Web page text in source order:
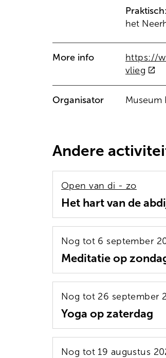
Praktisch:
het
More info
https://
vlieg
link)
Organisator
Museum
Andere
Open van di - zo
Het hart van de
Nog tot 6 september
Meditatie op
Nog tot 26 september
Yoga op zaterdag
Nog tot 19 augustus